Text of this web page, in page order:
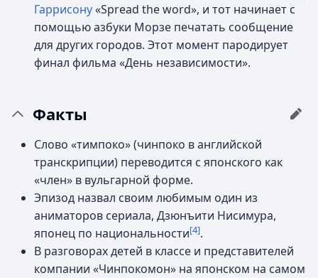
Гаррисону«Spread the word», и тот начинает с
помощью азбуки Морзе печатать сообщение
для других городов. Этот момент пародирует
финал фильма «День независимости».
Факты
Слово «тимпоко» (чинпоко в английской
транскрипции) переводится с японского как
«член» в вульгарной форме.
Эпизод назвал своим любимым один из
аниматоров сериала, Дзюнъити Нисимура,
японец по национальности[4].
В разговорах детей в классе и представителей
компании «Чинпокомон» на японском на самом